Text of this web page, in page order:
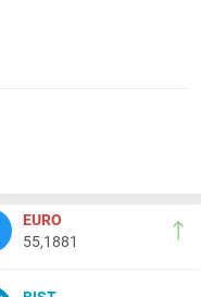
EURO
55,1881